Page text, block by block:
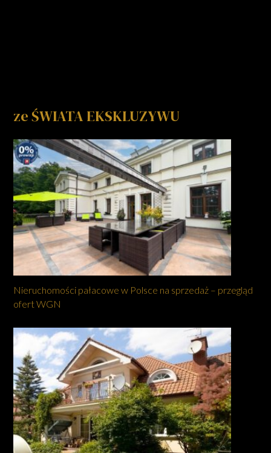
ze ŚWIATA EKSKLUZYWU
Nieruchomości pałacowe w Polsce na sprzedaż – przegląd
ofert WGN